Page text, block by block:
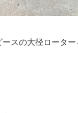
スの大径ロータ